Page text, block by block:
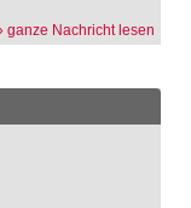
ganze Nachricht lesen